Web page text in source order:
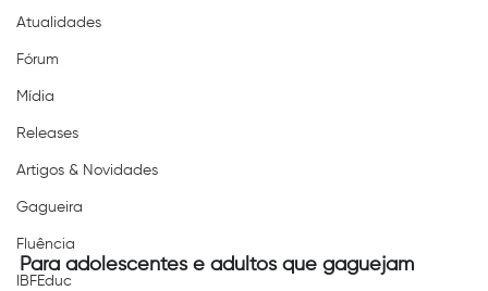
Atualidades
Fórum
Mídia
Releases
Artigos & Novidades
Gagueira
Fluência
IBFEduc
Para adolescentes e adultos que gaguejam